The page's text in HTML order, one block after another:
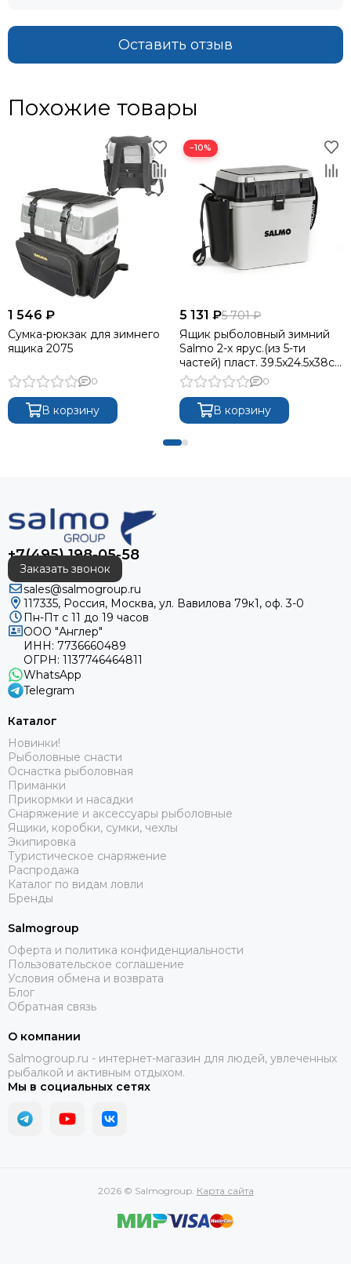
Оставить отзыв
Похожие товары
1 546 ₽
Сумка-рюкзак для зимнего
ящика 2075
0
В корзину
−10%
5 131 ₽5 701 ₽
Ящик рыболовный зимний
Salmo 2-х ярус.(из 5-ти
частей) пласт. 39.5x24.5x38см
сер.
0
В корзину
+7(495) 198-05-58
Заказать звонок
sales@salmogroup.ru
117335, Россия, Москва, ул. Вавилова 79к1, оф. 3-0
Пн-Пт с 11 до 19 часов
ООО "Англер"
ИНН: 7736660489
ОГРН: 1137746464811
WhatsApp
Telegram
Каталог
Новинки!
Рыболовные снасти
Оснастка рыболовная
Приманки
Прикормки и насадки
Снаряжение и аксессуары рыболовные
Ящики, коробки, сумки, чехлы
Экипировка
Туристическое снаряжение
Распродажа
Каталог по видам ловли
Бренды
Salmogroup
Оферта и политика конфиденциальности
Пользовательское соглашение
Условия обмена и возврата
Блог
Обратная связь
О компании
Salmogroup.ru - интернет-магазин для людей, увлеченных
рыбалкой и активным отдыхом.
Мы в социальных сетях
2026 © Salmogroup. Карта сайта